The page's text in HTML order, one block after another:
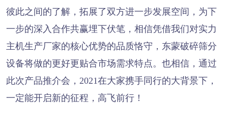
彼此之间的了解，拓展了双方进一步发展空间，为下
一步的深入合作共赢埋下伏笔，相信凭借我们对实力
主机生产厂家的核心优势的品质恪守，东蒙破碎筛分
设备将做的更好更贴合市场需求特点。也相信，通过
此次产品推介会，2021在大家携手同行的大背景下，
一定能开启新的征程，高飞前行！